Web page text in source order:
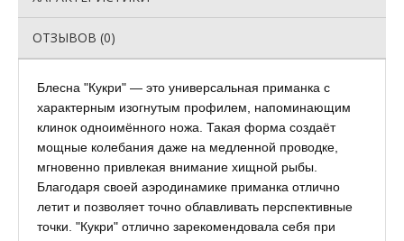
ОТЗЫВОВ (0)
Блесна "Кукри" — это универсальная приманка с
характерным изогнутым профилем, напоминающим
клинок одноимённого ножа. Такая форма создаёт
мощные колебания даже на медленной проводке,
мгновенно привлекая внимание хищной рыбы.
Благодаря своей аэродинамике приманка отлично
летит и позволяет точно облавливать перспективные
точки. "Кукри" отлично зарекомендовала себя при